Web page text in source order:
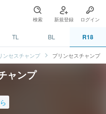
検索 新規登録 ログイン
TL BL R18
ンセスチャンプ プリンセスチャンプ
ャンプ